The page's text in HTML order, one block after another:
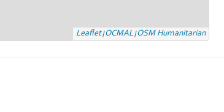
Leaflet|OCMAL|OSM Humanitarian